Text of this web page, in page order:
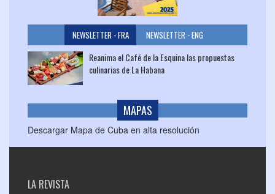
NEWSLETTER - FRA NEWSLETTER - ENG
Reanima el Café de la Esquina las propuestas
culinarias de La Habana
MAPAS
Descargar Mapa de Cuba en alta resolución
LA REVISTA